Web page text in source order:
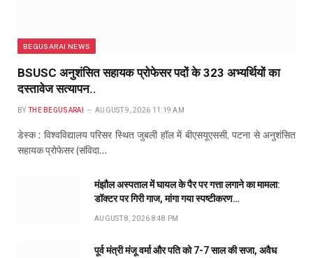
BEGUSARAI NEWS
BSUSC अनुशंसित सहायक प्रोफेसर पदों के 323 अभ्यर्थियों का
दस्तावेज सत्यापन..
BY THE BEGUSARAI AUGUST 9, 2026 11:19 AM
डेस्क : विश्वविद्यालय परिसर स्थित जुबली हॉल में बीएसयूएससी, पटना से अनुशंसित
सहायक प्रोफेसर (संविदा…
मंझौल अस्पताल में घायल के पैर पर गत्ता लगाने का मामला:
डॉक्टर पर गिरी गाज, मांगा गया स्पष्टीकरण…
AUGUST 8, 2026 8:48 PM
पूर्व मंत्री मंजू वर्मा और पति को 7-7 साल की सजा, अवैध